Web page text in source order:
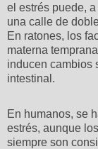
el estrés puede,
una calle de
En ratones, los
materna
inducen cambios
intestinal.
En humanos, se
estrés, aunque
siempre son